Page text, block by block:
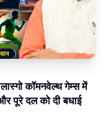
कॉमनवेल्थ गेम्स में
पूरे दल को दी बधाई